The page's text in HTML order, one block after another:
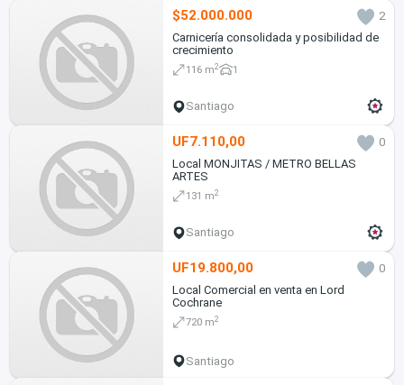
$52.000.000
2
Carnicería consolidada y posibilidad de
crecimiento
116 m2 1
Santiago
UF7.110,00
0
Local MONJITAS / METRO BELLAS
ARTES
131 m2
Santiago
UF19.800,00
0
Local Comercial en venta en Lord
Cochrane
720 m2
Santiago